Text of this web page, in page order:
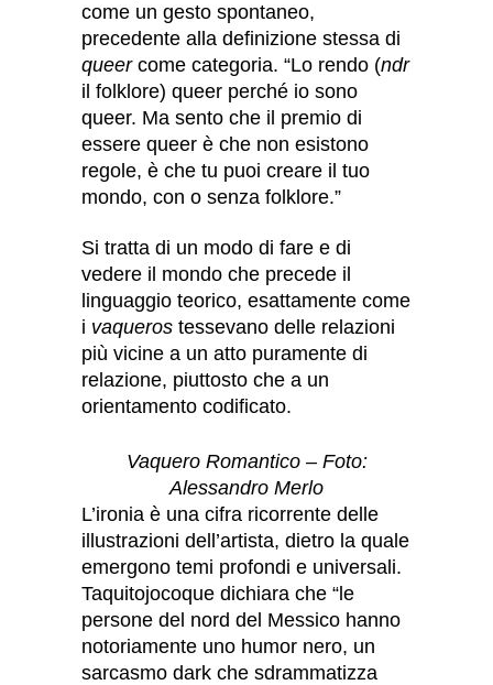
come un gesto spontaneo,
precedente alla definizione stessa di
queercome categoria. “Lo rendo (ndr
il folklore) queer perché io sono
queer. Ma sento che il premio di
essere queer è che non esistono
regole, è che tu puoi creare il tuo
mondo, con o senza folklore.”
Si tratta di un modo di fare e di
vedere il mondo che precede il
linguaggio teorico, esattamente come
i vaqueros tessevano delle relazioni
più vicine a un atto puramente di
relazione, piuttosto che a un
orientamento codificato.
Vaquero Romantico – Foto:
Alessandro Merlo
L’ironia è una cifra ricorrente delle
illustrazioni dell’artista, dietro la quale
emergono temi profondi e universali.
Taquitojocoque dichiara che “le
persone del nord del Messico hanno
notoriamente uno humor nero, un
sarcasmo dark che sdrammatizza